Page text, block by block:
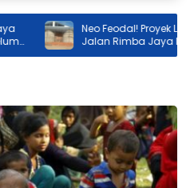
Neo Feodal! Proyek Lapangan
Jalan Rimba Jaya Berani
Izin, Pemilik Malah Pamer